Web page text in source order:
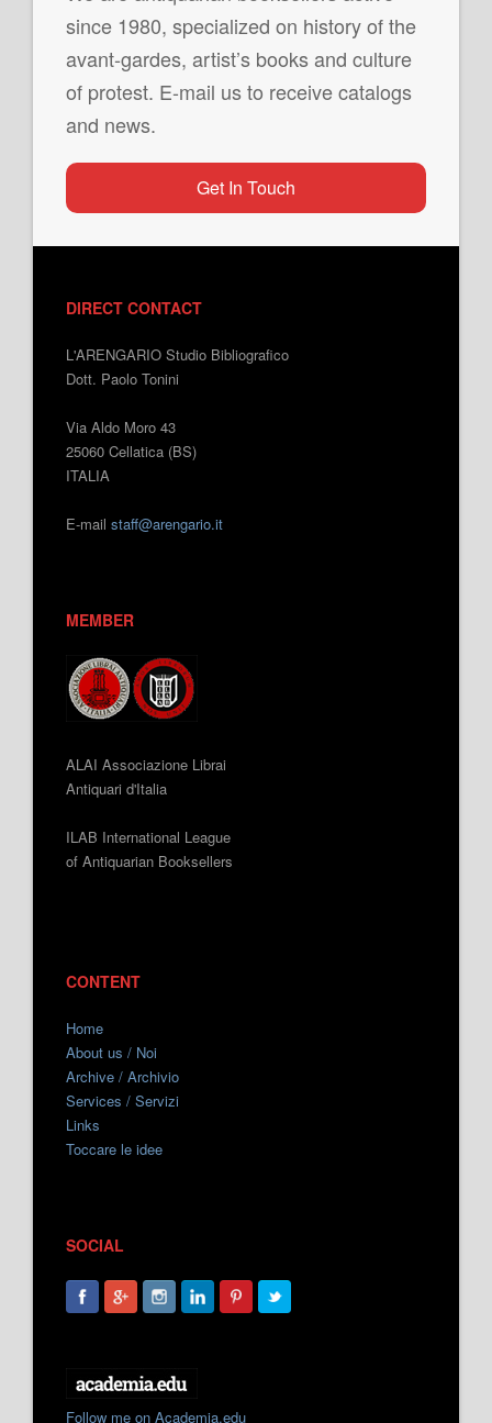
since 1980, specialized on history of the
avant-gardes, artist’s books and culture
of protest. E-mail us to receive catalogs
and news.
Get In Touch
DIRECT CONTACT
L'ARENGARIO Studio Bibliografico
Dott. Paolo Tonini
Via Aldo Moro 43
25060 Cellatica (BS)
ITALIA
E-mail staff@arengario.it
MEMBER
ALAI Associazione Librai
Antiquari d'Italia
ILAB International League
of Antiquarian Booksellers
CONTENT
Home
About us / Noi
Archive / Archivio
Services / Servizi
Links
Toccare le idee
SOCIAL
Follow me on Academia.edu